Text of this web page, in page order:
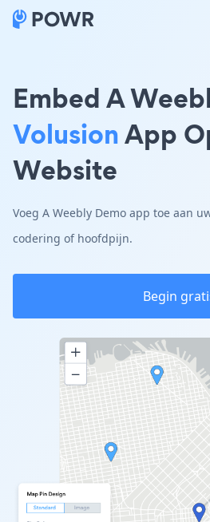
Embed A
VolusionApp
Website
Voeg A Weebly Demo app toe aan
codering of hoofdpijn.
Begin